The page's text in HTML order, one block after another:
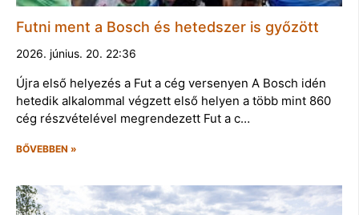
Futni ment a Bosch és hetedszer is győzött
2026. június. 20. 22:36
Újra első helyezés a Fut a cég versenyen A Bosch idén
hetedik alkalommal végzett első helyen a több mint 860
cég részvételével megrendezett Fut a c…
BŐVEBBEN »